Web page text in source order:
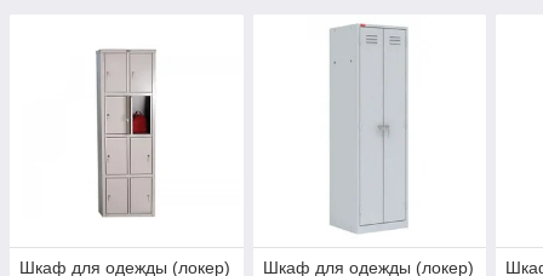
Шкаф для одежды (локер) Шкаф для одежды (локер)